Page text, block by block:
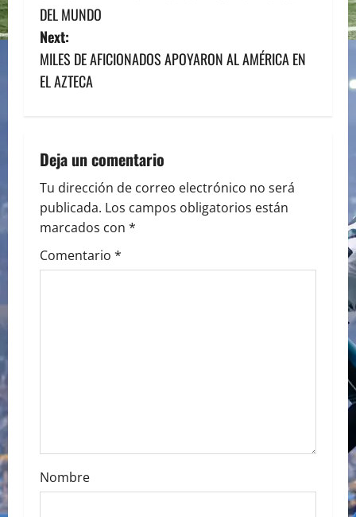
o
s
t
v
i
g
a
DEL MUNDO
Next:
MILES DE AFICIONADOS APOYARON AL AMÉRICA EN
EL AZTECA
Deja un comentario
Tu dirección de correo electrónico no será
publicada. Los campos obligatorios están
marcados con *
Comentario *
Nombre